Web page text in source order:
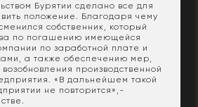
Бурятии сделано все для
положение. Благодаря чему
собственник, который
по погашению имеющейся
по заработной плате и
а также обеспечению мер,
производственной
«В дальнейшем такой
не повторится»,-